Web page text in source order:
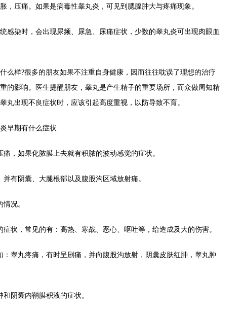
，压痛。如果是病毒性睾丸炎，可见到腮腺肿大与疼痛现象。
染时，会出现尿频、尿急、尿痛症状，少数的睾丸炎可出现肉眼血
样?很多的朋友如果不注重自身健康，因而往往耽误了理想的治疗
的影响。医生提醒朋友，睾丸是产生精子的重要场所，而众做周知精
丸出现不良症状时，应该引起高度重视，以防导致不育。
早期有什么症状
如果化脓膜上去就有积脓的波动感觉的症状。
阴囊、大腿根部以及腹股沟区域放射痛。
况。
，常见的有：高热、寒战、恶心、呕吐等，给造成及大的伤害。
睾丸疼痛，有时呈剧痛，并向腹股沟放射，阴囊皮肤红肿，睾丸肿
阴囊内鞘膜积液的症状。